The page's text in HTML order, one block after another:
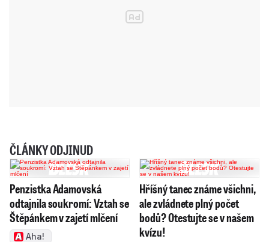
ČLÁNKY ODJINUD
Penzistka Adamovská
odtajnila soukromí: Vztah se
Štěpánkem v zajetí mlčení
Aha!
Hříšný tanec známe všichni,
ale zvládnete plný počet
bodů? Otestujte se v našem
kvízu!